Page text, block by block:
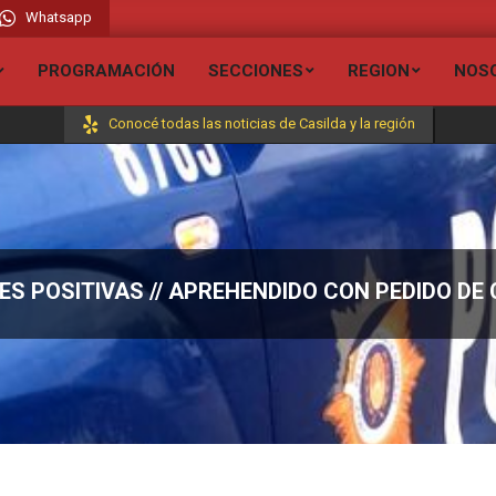
Whatsapp
Liberada FM 106.7 // Visita todas nuestras secciones y entérate de
PROGRAMACIÓN SECCIONES REGION
Conocé todas las noticias de Casilda y la región
POSITIVAS // APREHENDIDO CON PEDIDO DE